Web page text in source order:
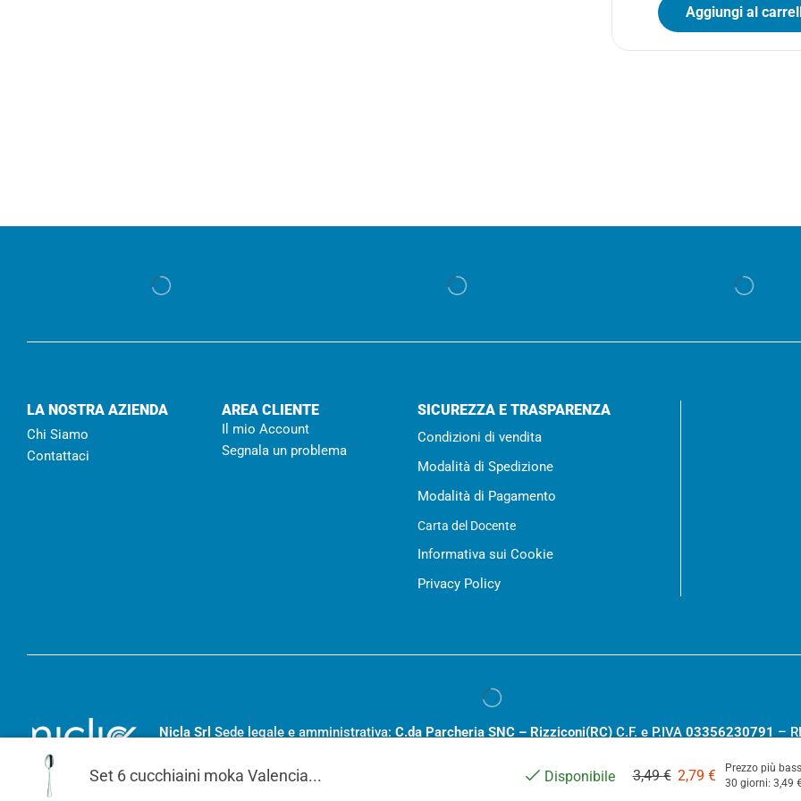
Aggiungi al
LA NOSTRA AZIENDA
Chi Siamo
Contattaci
AREA CLIENTE
Il mio Account
Segnala un problema
SICUREZZA E TRASPARENZA
Condizioni di vendita
Modalità di Spedizione
Modalità di Pagamento
Carta del Docente
Informativa sui Cookie
Privacy Policy
Nicla Srl Sede legale e amministrativa:C.da Parcheria SNC – Rizziconi(RC) C.F. e P.IVA03356230791 –
Set 6 cucchiaini moka Valencia... 3,49€ 2,79 €
Prezzo più
30 giorni: 3,49
Disponibile